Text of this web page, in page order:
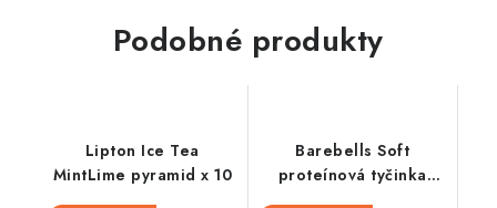
Podobné produkty
Lipton Ice Tea
MintLime pyramid x 10
Barebells Soft
proteínová tyčinka